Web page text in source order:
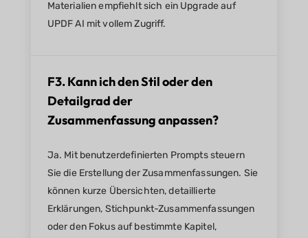
Materialien empfiehlt sich ein Upgrade auf
UPDF AI mit vollem Zugriff.
F3. Kann ich den Stil oder den
Detailgrad der
Zusammenfassung anpassen?
Ja. Mit benutzerdefinierten Prompts steuern
Sie die Erstellung der Zusammenfassungen. Sie
können kurze Übersichten, detaillierte
Erklärungen, Stichpunkt-Zusammenfassungen
oder den Fokus auf bestimmte Kapitel,